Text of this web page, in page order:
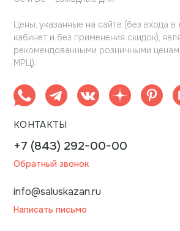
Цены, указанные на сайте (без входа в
кабинет и без применения скидок),
рекомендованными розничными
МРЦ).
КОНТАКТЫ
+7 (843) 292-00-00
Обратный звонок
info@saluskazan.ru
Написать письмо